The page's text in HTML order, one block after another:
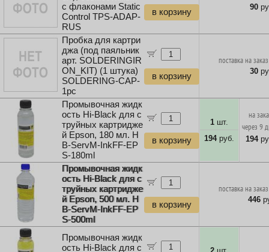
с флаконами Static
Control TPS-ADAP-
RUS
в корзину
90
Пробка для картри
джа (под паяльник
арт. SOLDERINGIR
ON_KIT) (1 штука)
SOLDERING-CAP-
1pc
в корзину
поставка на
30
Промывочная жидк
ость Hi-Black для с
труйных картридже
й Epson, 180 мл. H
B-ServM-InkFF-EP
S-180ml
в корзину
1 шт.
194руб.
на
через 9
194
Промывочная жидк
ость Hi-Black для с
труйных картридже
й Epson, 500 мл. H
B-ServM-InkFF-EP
S-500ml
в корзину
поставка на
446
Промывочная жидк
ость Hi-Black для с